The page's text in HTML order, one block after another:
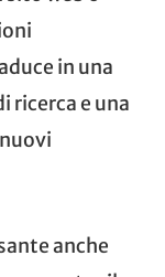
in una
ricerca e una
anche